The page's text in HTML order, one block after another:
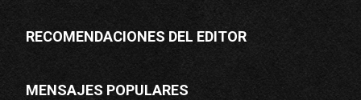
RECOMENDACIONES DEL EDITOR
MENSAJES POPULARES